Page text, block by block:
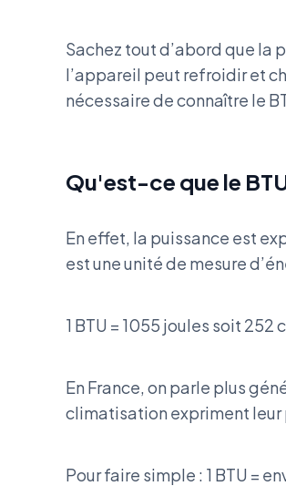
Sachez tout d’abord que la
l’appareil peut refroidir et
nécessaire de connaître le
Qu'est-ce que le
En effet, la puissance est
est une unité de mesure
1 BTU = 1055 joules soit 252
En France, on parle plus
climatisation expriment leur
Pour faire simple : 1 BTU =